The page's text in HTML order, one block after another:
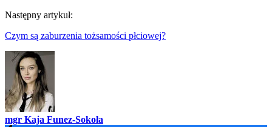
Następny artykuł:
Czym są zaburzenia tożsamości płciowej?
mgr Kaja Funez-Sokoła